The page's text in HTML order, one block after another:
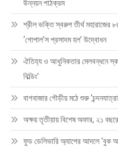
উন্নয়ন পাঠক্রম
শ্রীল ভক্তি স্বরুপ তীর্থ মহারাজের
‘গোপাল’স প্রসাদম হল’ উদ্বোধন
ঐতিহ্য ও আধুনিকতার মেলবন্ধনে
বিল্ডিং’
বাগবাজার গৌড়ীয় মঠে শুরু
অক্ষয় তৃতীয়ায় বিশেষ অফার, ২১
ফুড ডেলিভারি অ্যাপের আদলে ‘বুক